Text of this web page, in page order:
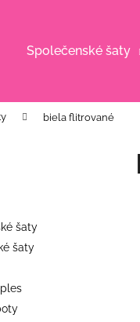
Společenské šaty
biela flitrované
šaty
šaty